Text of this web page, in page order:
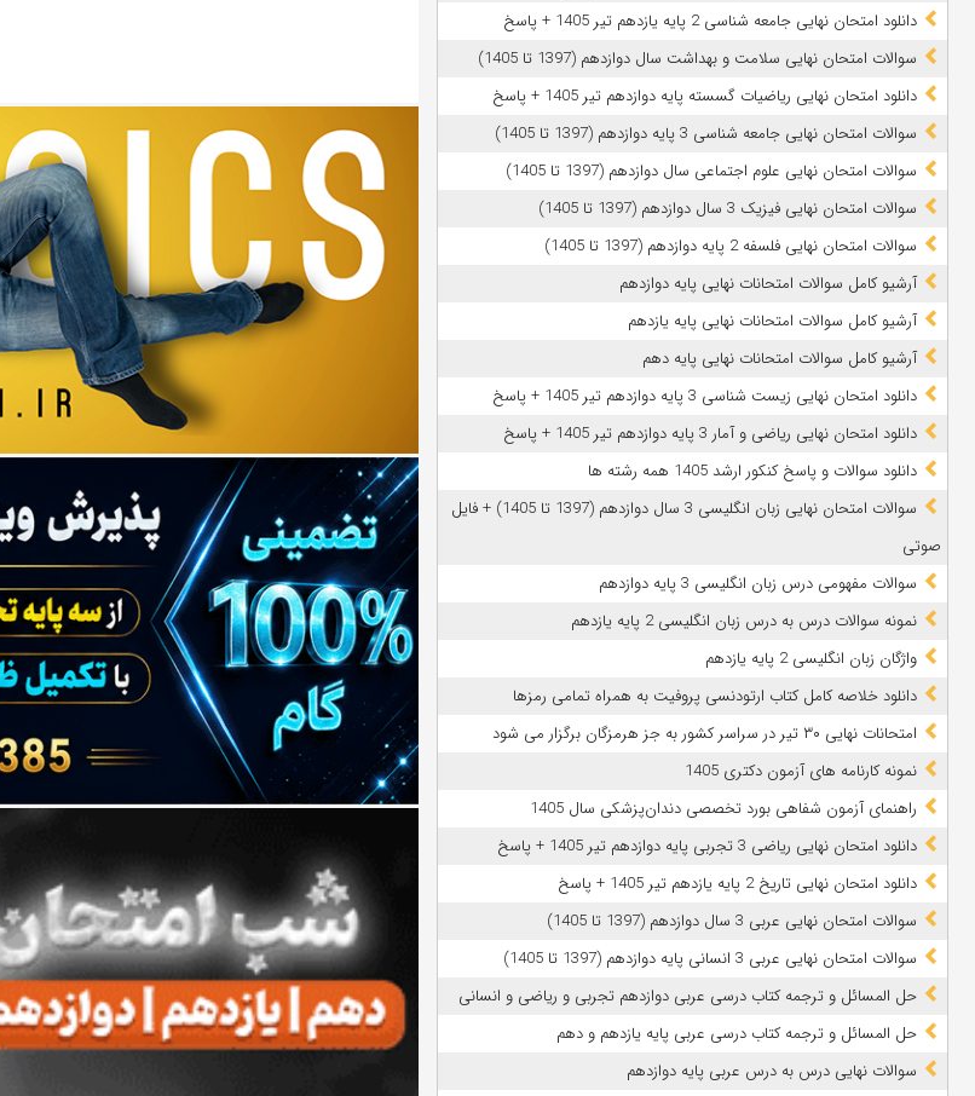
دانلود امتحان نهایی جامعه شناسی 2 پایه یازدهم تیر 1405 + پاسخ
سوالات امتحان نهایی سلامت و بهداشت سال دوازدهم (1397 تا 1405)
دانلود امتحان نهایی ریاضیات گسسته پایه دوازدهم تیر 1405 + پاسخ
سوالات امتحان نهایی جامعه شناسی 3 پایه دوازدهم (1397 تا 1405)
سوالات امتحان نهایی علوم اجتماعی سال دوازدهم (1397 تا 1405)
سوالات امتحان نهایی فیزیک 3 سال دوازدهم (1397 تا 1405)
سوالات امتحان نهایی فلسفه 2 پایه دوازدهم (1397 تا 1405)
آرشیو کامل سوالات امتحانات نهایی پایه دوازدهم
آرشیو کامل سوالات امتحانات نهایی پایه یازدهم
آرشیو کامل سوالات امتحانات نهایی پایه دهم
دانلود امتحان نهایی زیست شناسی 3 پایه دوازدهم تیر 1405 + پاسخ
دانلود امتحان نهایی ریاضی و آمار 3 پایه دوازدهم تیر 1405 + پاسخ
دانلود سوالات و پاسخ کنکور ارشد 1405 همه رشته ها
سوالات امتحان نهایی زبان انگلیسی 3 سال دوازدهم (1397 تا 1405) + فایل
صوتی
سوالات مفهومی درس زبان انگلیسی 3 پایه دوازدهم
نمونه سوالات درس به درس زبان انگلیسی 2 پایه یازدهم
واژگان زبان انگلیسی 2 پایه یازدهم
دانلود خلاصه کامل کتاب ارتودنسی پروفیت به همراه تمامی رمزها
امتحانات نهایی ۳۰ تیر در سراسر کشور به جز هرمزگان برگزار می شود
نمونه کارنامه های آزمون دکتری 1405
راهنمای آزمون شفاهی بورد تخصصی دندان‌پزشکی سال 1405
دانلود امتحان نهایی ریاضی 3 تجربی پایه دوازدهم تیر 1405 + پاسخ
دانلود امتحان نهایی تاریخ 2 پایه یازدهم تیر 1405 + پاسخ
سوالات امتحان نهایی عربی 3 سال دوازدهم (1397 تا 1405)
سوالات امتحان نهایی عربی 3 انسانی پایه دوازدهم (1397 تا 1405)
حل المسائل و ترجمه کتاب درسی عربی دوازدهم تجربی و ریاضی و انسانی
حل المسائل و ترجمه کتاب درسی عربی پایه یازدهم و دهم
سوالات نهایی درس به درس عربی پایه دوازدهم